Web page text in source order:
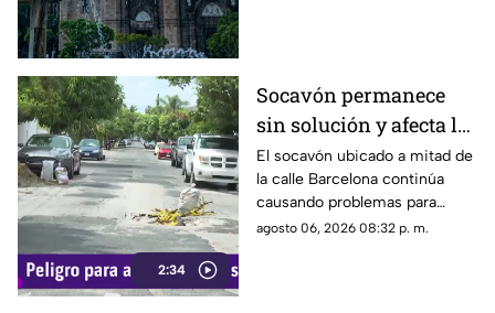
2:34
Socavón permanece
sin solución y afecta la
circulación en calle
Barcelona
El socavón ubicado a mitad de
la calle Barcelona continúa
causando problemas para
quienes circulan por la zona,
agosto 06, 2026 08:32 p. m.